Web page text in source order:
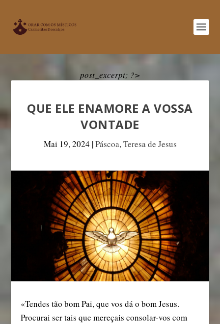
post_excerpt; ?>
QUE ELE ENAMORE A VOSSA
VONTADE
Mai 19, 2024 |Páscoa,Teresa de Jesus
«Tendes tão bom Pai, que vos dá o bom Jesus.
Procurai ser tais que mereçais consolar-vos com